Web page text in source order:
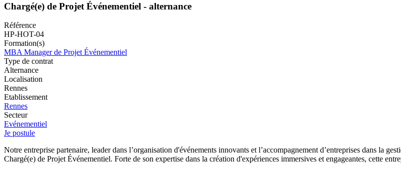
Chargé(e) de Projet Événementiel - alternance
Référence
HP-HOT-04
Formation(s)
MBA Manager de Projet Événementiel
Type de contrat
Alternance
Localisation
Rennes
Etablissement
Rennes
Secteur
Evénementiel
Je postule
Notre entreprise partenaire, leader dans l’organisation d'événements innovants et l’accompagnement d’entreprises dans la
Chargé(e) de Projet Événementiel. Forte de son expertise dans la création d'expériences immersives et engageantes, cette